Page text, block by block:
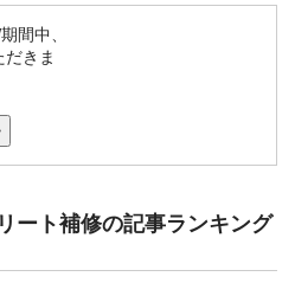
間中、
きま
ート補修の記事ランキング